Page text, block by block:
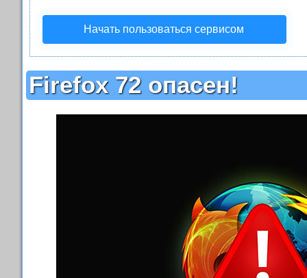
Начать пользоваться сервисом
Firefox 72 опасен!